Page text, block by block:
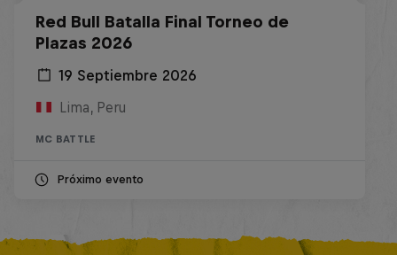
Red Bull Batalla Final Torneo de
Plazas 2026
19 Septiembre 2026
Lima, Peru
MC BATTLE
Próximo evento